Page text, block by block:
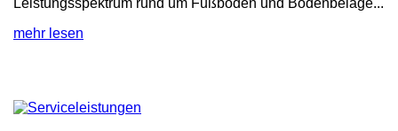
Leistungsspektrum rund um Fußböden und Bodenbeläge...
mehr lesen